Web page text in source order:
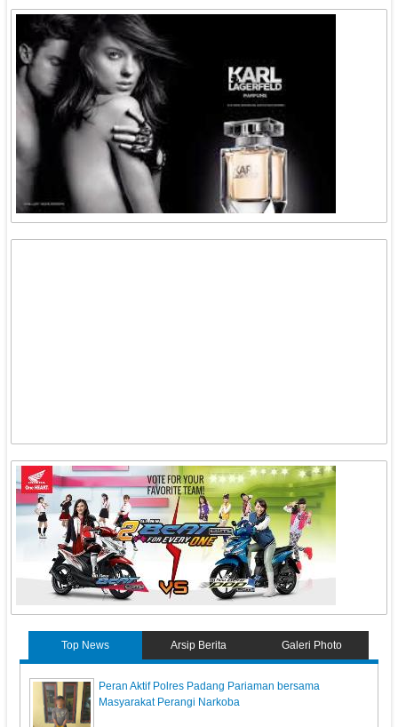
Top News Arsip Berita Galeri Photo
Peran Aktif Polres Padang Pariaman bersama
Masyarakat Perangi Narkoba